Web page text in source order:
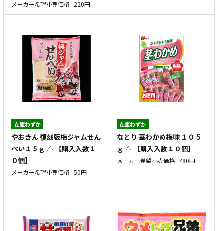
メーカー希望小売価格 220円
在庫わずか
やおきん 復刻版梅ジャムせん
べい１５ｇ △ 【購入入数１
０個】
メーカー希望小売価格 50円
在庫わずか
なとり 茎わかめ梅味 １０５
ｇ △ 【購入入数１０個】
メーカー希望小売価格 480円